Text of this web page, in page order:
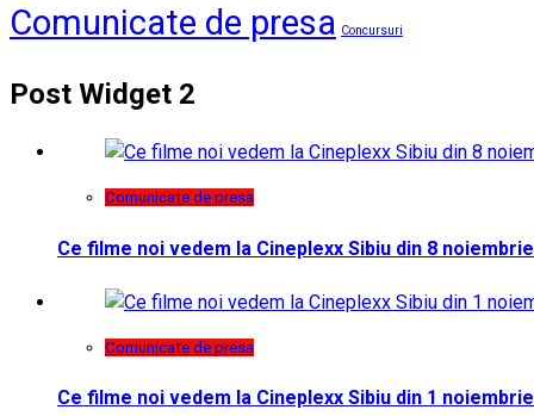
Comunicate de presa Concursuri
Post Widget 2
Comunicate de presa
Ce filme noi vedem la Cineplexx Sibiu din 8 noiembrie
Comunicate de presa
Ce filme noi vedem la Cineplexx Sibiu din 1 noiembrie